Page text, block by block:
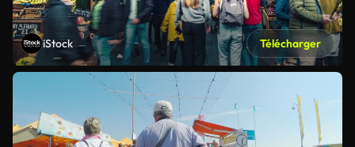
iStock Télécharger